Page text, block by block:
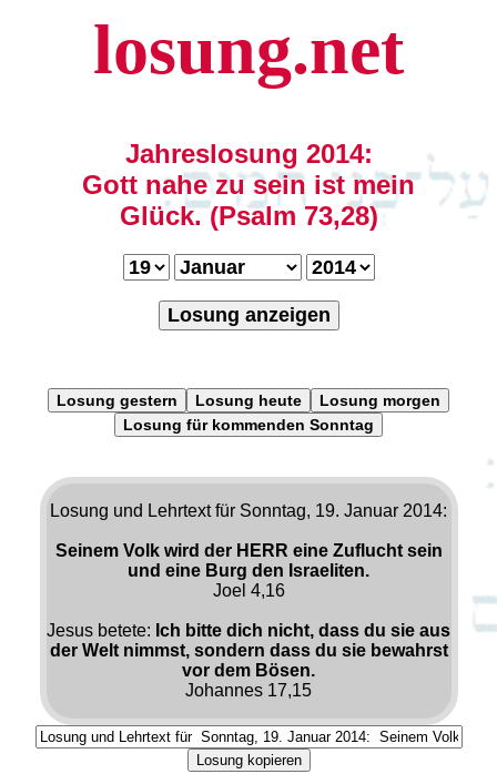
losung.net
Jahreslosung 2014:
Gott nahe zu sein ist mein
Glück. (Psalm 73,28)
Losung anzeigen
Losung gestern Losung heute
Losung morgen
Losung für kommenden Sonntag
Losung und Lehrtext für Sonntag, 19. Januar 2014:
Seinem Volk wird der HERR eine Zuflucht sein
und eine Burg den Israeliten.
Joel 4,16
Jesus betete: Ich bitte dich nicht, dass du sie aus
der Welt nimmst, sondern dass du sie bewahrst
vor dem Bösen.
Johannes 17,15
Losung kopieren